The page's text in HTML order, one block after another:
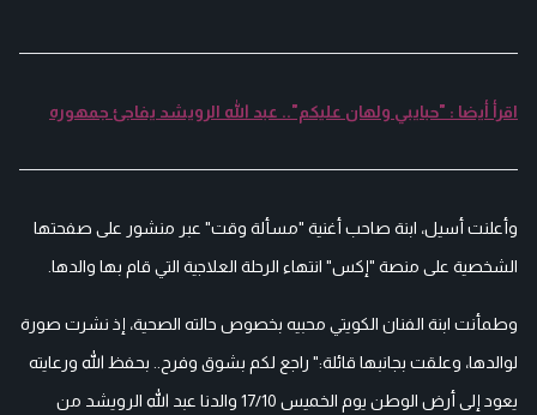
اقرأ أيضا : "حبايبي ولهان عليكم".. عبد الله الرويشد يفاجئ جمهوره
وأعلنت أسيل، ابنة صاحب أغنية "مسألة وقت" عبر منشور على صفحتها
الشخصية على منصة "إكس" انتهاء الرحلة العلاجية التي قام بها والدها.
وطمأنت ابنة الفنان الكويتي محبيه بخصوص حالته الصحية، إذ نشرت صورة
لوالدها، وعلقت بجانبها قائلة:" راجع لكم بشوق وفرح.. بحفظ الله ورعايته
يعود إلى أرض الوطن يوم الخميس 17/10 والدنا عبد الله الرويشد من